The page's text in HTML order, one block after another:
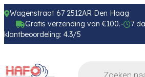
Wagenstraat 67 2512AR Den Haag
Gratis verzending van €100.-
7
klantbeoordeling: 4.3/5